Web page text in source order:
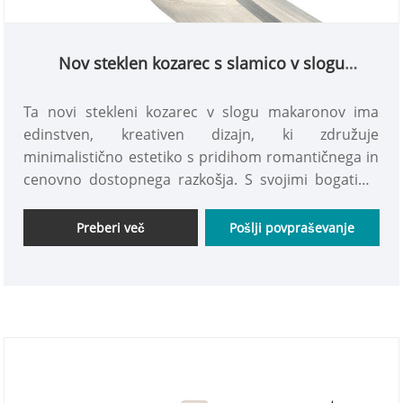
Nov steklen kozarec s slamico v slogu
Ta novi stekleni kozarec v slogu makaronov ima
edinstven, kreativen dizajn, ki združuje
minimalistično estetiko s pridihom romantičnega in
cenovno dostopnega razkošja. S svojimi bogatimi,
obenem pa ponuja igrivo, živahno vzdušje. Vabimo
vas, da pridete po enega.
Preberi več Pošlji povpraševanje